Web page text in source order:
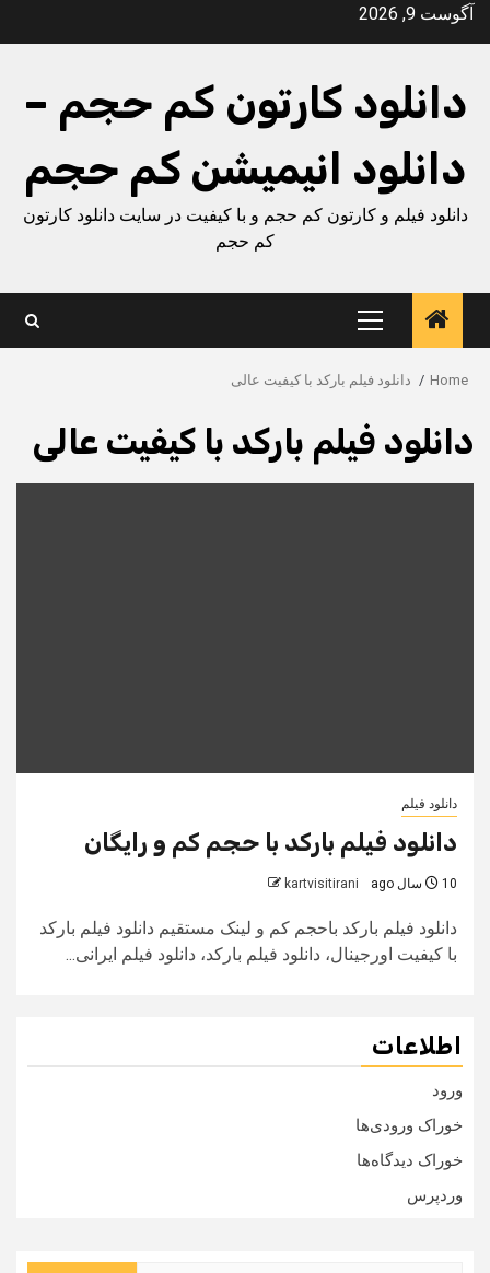
Skipآگوست 9, 2026
دانلود کارتون کم حجم –
دانلود انیمیشن کم حجم
دانلود فیلم و کارتون کم حجم و با کیفیت در سایت دانلود کارتون
کم حجم
Primary
Menu
Home دانلود فیلم بارکد با کیفیت عالی
دانلود فیلم بارکد با کیفیت عالی
دانلود فیلم
دانلود فیلم بارکد با حجم کم و رایگان
10 سال ago kartvisitirani
دانلود فیلم بارکد باحجم کم و لینک مستقیم دانلود فیلم بارکد
با کیفیت اورجینال، دانلود فیلم بارکد، دانلود فیلم ایرانی...
اطلاعات
ورود
خوراک ورودی‌ها
خوراک دیدگاه‌ها
وردپرس